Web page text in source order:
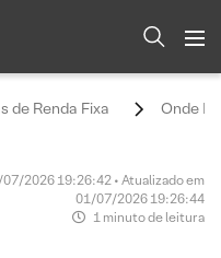
de Renda Fixa Onde
2026 19:26:42 • Atualizado em
01/07/2026 19:26:44
1 minuto de leitura